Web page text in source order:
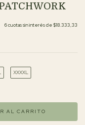
6cuotas sin interés de $18.333,33
XXXXL